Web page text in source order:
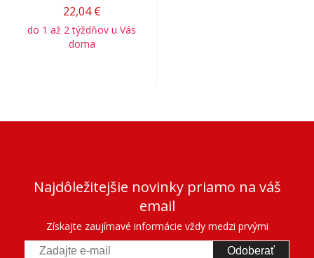
22,04 €
do 1 až 2 týždňov u Vás
doma
Najdôležitejšie novinky priamo na váš
email
Získajte zaujímavé informácie vždy medzi prvými
Odoberať